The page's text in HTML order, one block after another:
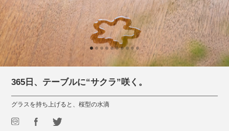
365日、テーブルに“サクラ”咲く。
グラスを持ち上げると、桜型の水滴